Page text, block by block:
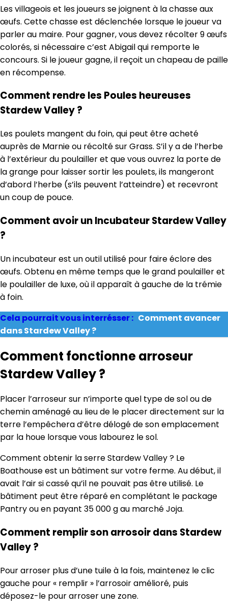
Les villageois et les joueurs se joignent à la chasse aux
œufs. Cette chasse est déclenchée lorsque le joueur va
parler au maire. Pour gagner, vous devez récolter 9 œufs
colorés, si nécessaire c’est Abigail qui remporte le
concours. Si le joueur gagne, il reçoit un chapeau de paille
en récompense.
Comment rendre les Poules heureuses
Stardew Valley ?
Les poulets mangent du foin, qui peut être acheté
auprès de Marnie ou récolté sur Grass. S’il y a de l’herbe
à l’extérieur du poulailler et que vous ouvrez la porte de
la grange pour laisser sortir les poulets, ils mangeront
d’abord l’herbe (s’ils peuvent l’atteindre) et recevront
un coup de pouce.
Comment avoir un Incubateur Stardew Valley
?
Un incubateur est un outil utilisé pour faire éclore des
œufs. Obtenu en même temps que le grand poulailler et
le poulailler de luxe, où il apparaît à gauche de la trémie
à foin.
Cela pourrait vous interrésser : Comment avancer
dans Stardew Valley ?
Comment fonctionne arroseur
Stardew Valley ?
Placer l’arroseur sur n’importe quel type de sol ou de
chemin aménagé au lieu de le placer directement sur la
terre l’empêchera d’être délogé de son emplacement
par la houe lorsque vous labourez le sol.
Comment obtenir la serre Stardew Valley ? Le
Boathouse est un bâtiment sur votre ferme. Au début, il
avait l’air si cassé qu’il ne pouvait pas être utilisé. Le
bâtiment peut être réparé en complétant le package
Pantry ou en payant 35 000 g au marché Joja.
Comment remplir son arrosoir dans Stardew
Valley ?
Pour arroser plus d’une tuile à la fois, maintenez le clic
gauche pour « remplir » l’arrosoir amélioré, puis
déposez-le pour arroser une zone.